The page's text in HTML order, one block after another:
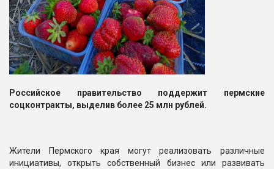
Российское правительство поддержит пермские
соцконтракты, выделив более 25 млн рублей.
Жители Пермского края могут реализовать различные
инициативы, открыть собственный бизнес или развивать